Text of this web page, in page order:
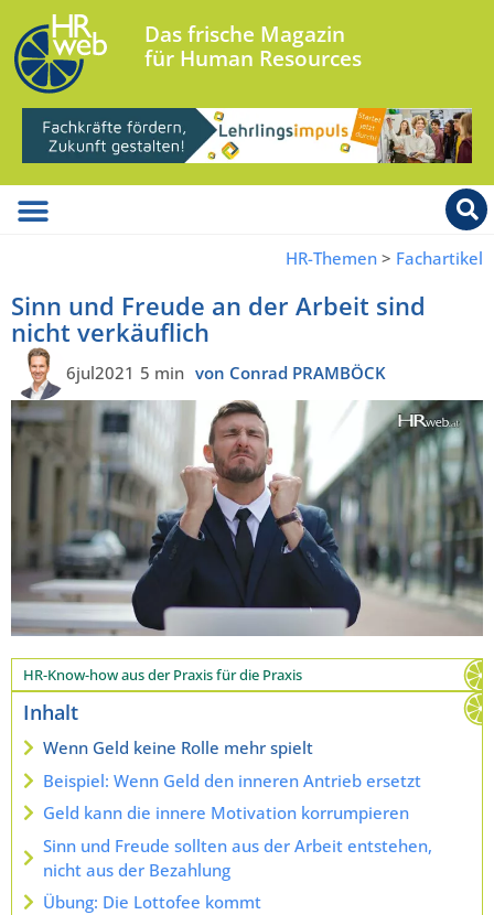
Das frische Magazin
für Human Resources
HR-Themen > Fachartikel
Sinn und Freude an der Arbeit sind
nicht verkäuflich
6jul2021 5 min von Conrad PRAMBÖCK
HR-Know-how aus der Praxis für die Praxis
Inhalt
Wenn Geld keine Rolle mehr spielt
Beispiel: Wenn Geld den inneren Antrieb ersetzt
Geld kann die innere Motivation korrumpieren
Sinn und Freude sollten aus der Arbeit entstehen,
nicht aus der Bezahlung
Übung: Die Lottofee kommt